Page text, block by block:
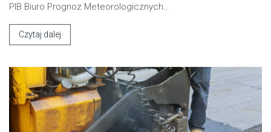
PIB Biuro Prognoz Meteorologicznych…
Czytaj dalej